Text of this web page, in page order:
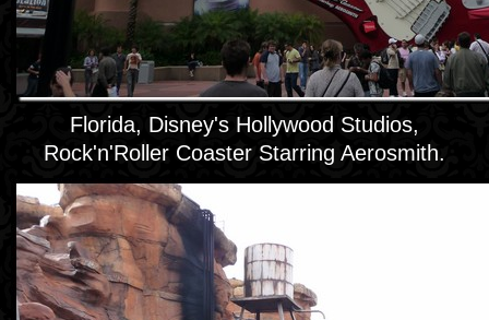
Florida, Disney's Hollywood Studios,
Rock'n'Roller Coaster Starring Aerosmith.